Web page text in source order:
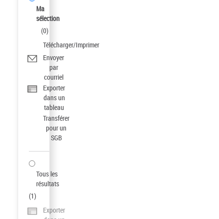
Ma
sélection
(0)
Télécharger/Imprimer
Envoyer
par
courriel
Exporter
dans un
tableau
Transférer
pour un
SGB
Tous les
résultats
(1)
Exporter